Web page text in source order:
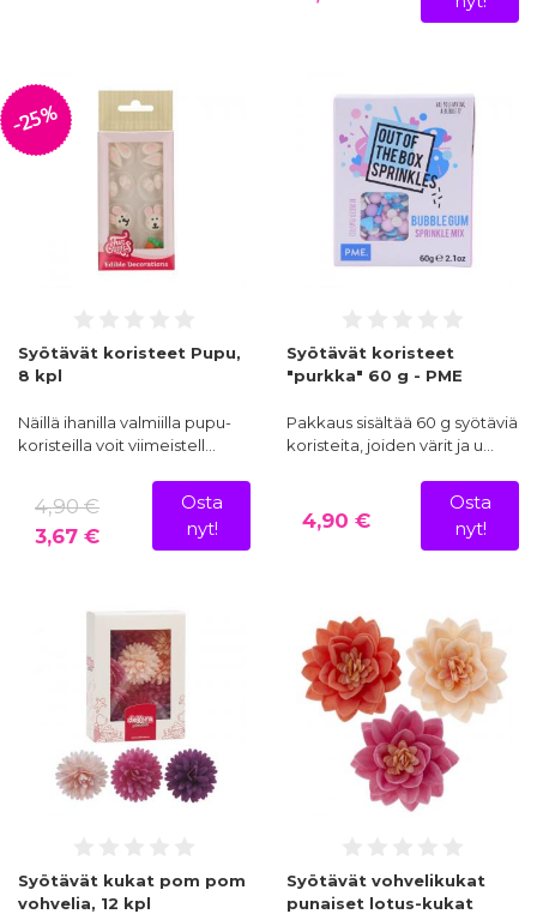
mukaan. Valitse yksi näyttävä pääkoriste ja täydennä sitä
ripoteltavilla koristeilla, jolloin kakusta tulee yhtenäinen ilman
että se näyttää täyteen ahdetulta. Koristeet kiinnittyvät
parhaiten tuoreeseen kuorrutukseen, jotenvalmiit kuorrutteet
kannattaa levittää juuri ennen koristelua. Tarkista aina koristeen
pakkausmerkinnät, sillä osa koristeista sisältää väriaineita tai
allergeeneja.
Jos etsit kuvallista koristetta, katso kakkukuvat
. Kynttilät löytyvät
-25%
Syötävät koristeet Pupu,
8 kpl
Näillä ihanilla valmiilla pupu-
koristeilla voit viimeistell…
4,90 €
3,67 €
Osta
nyt!
Syötävät koristeet
"purkka" 60 g - PME
Pakkaus sisältää 60 g syötäviä
koristeita, joiden värit ja u…
4,90 €
Osta
nyt!
Syötävät kukat pom pom
vohvelia, 12 kpl
Syötävät vohvelikukat
punaiset lotus-kukat